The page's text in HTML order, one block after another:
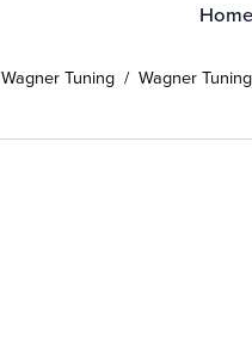
Home
Wagner Tuning / Wagner